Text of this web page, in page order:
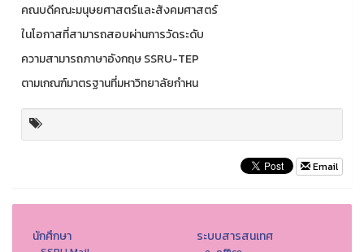
คณบดีคณะมนุษยศาสตร์และสังคมศาสตร์
ในโอกาสที่สามารถสอบผ่านการวัดระดับ
ความสามารถภาษาอังกฤษ SSRU-TEP
ตามเกณฑ์มาตรฐานที่มหาวิทยาลัยกำหน
Email
นักศึกษา ระบบสารสนเทศ